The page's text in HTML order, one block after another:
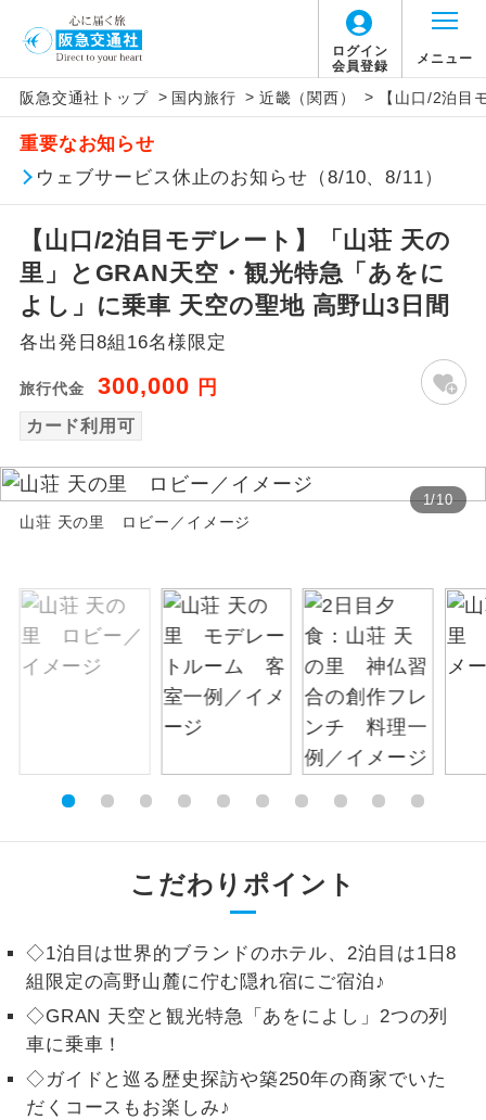
ログイン
会員登録
メニュー
阪急交通社トップ > 国内旅行 > 近畿（関西） > 【山口/2泊目
重要なお知らせ
ウェブサービス休止のお知らせ（8/10、8/11）
【山口/2泊目モデレート】「山荘 天の
里」とGRAN天空・観光特急「あをに
よし」に乗車 天空の聖地 高野山3日間
各出発日8組16名様限定
旅行代金 300,000 円
カード利用可
1/10
山荘 天の里 ロビー／イメージ
こだわりポイント
◇1泊目は世界的ブランドのホテル、2泊目は1日8
組限定の高野山麓に佇む隠れ宿にご宿泊♪
◇GRAN 天空と観光特急「あをによし」2つの列
車に乗車！
◇ガイドと巡る歴史探訪や築250年の商家でいた
だくコースもお楽しみ♪
アイコン 説明
添乗員同行
往路出発空港（駅）から復路到着空港
（駅）まで同行します。
現地添乗員同
行
現地到着空港（駅）から最終日出発空港
（駅）まで添乗員が同行します。
バスガイド乗
務
バスガイドが乗務し、車内での観光案内
があります。
新コース 初登場のコースです。
然遺産を訪ねるコースです。
絶景 絶景スポットに立ち寄るコースです。
温泉 温泉地にも宿泊するコースです。
露天風呂
ご宿泊ホテルに露天風呂が付いていま
す。
ご宿泊ホテルに大浴場が付いています。
全食事付き
全てのお食事が付いていますので、お食
事の心配はいりません。（機内食を除
だけます。
ホン
をじっくり聞くことができます。
1名様催行
1名様から出発可能な個人型プランで
す。
2名様催行
2名様から出発可能な個人型プランで
す。